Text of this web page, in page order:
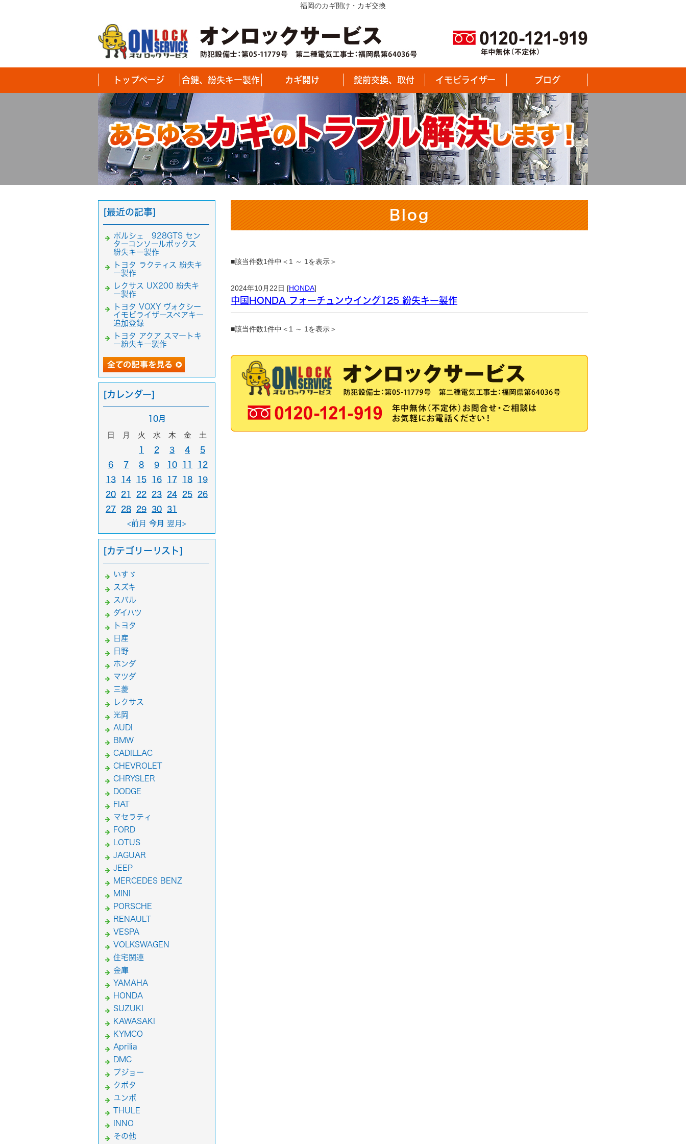
福岡のカギ開け・カギ交換
トップページ 合鍵、紛失キー製作 カギ開け 錠前交換、取付 イモビライザー ブログ
Blog
■該当件数1件中＜1 ～ 1を表示＞
2024年10月22日 [HONDA]
中国HONDA フォーチュンウイング125 紛失キー製作
■該当件数1件中＜1 ～ 1を表示＞
[最近の記事]
ポルシェ 928GTS セン
ターコンソールボックス
紛失キー製作
トヨタ ラクティス 紛失キ
ー製作
レクサス UX200 紛失キ
ー製作
トヨタ VOXY ヴォクシー
イモビライザースペアキー
追加登録
トヨタ アクア スマートキ
ー紛失キー製作
[カレンダー]
10月
日 月 火 水 木 金 土
1 2 3 4
5
6
7 8 9 10 11
12
13
14 15 16 17 18
19
20
21 22 23 24 25
26
27
28 29 30
31
<前月 今月 翌月>
[カテゴリーリスト]
いすゞ
スズキ
スバル
ダイハツ
トヨタ
日産
日野
ホンダ
マツダ
三菱
レクサス
光岡
AUDI
BMW
CADILLAC
CHEVROLET
CHRYSLER
DODGE
FIAT
マセラティ
FORD
LOTUS
JAGUAR
JEEP
MERCEDES BENZ
MINI
PORSCHE
RENAULT
VESPA
VOLKSWAGEN
住宅関連
金庫
YAMAHA
HONDA
SUZUKI
KAWASAKI
KYMCO
Aprilia
DMC
プジョー
クボタ
ユンボ
THULE
INNO
その他